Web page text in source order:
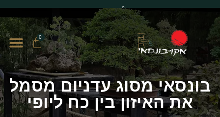
0
0
בונסאי מסוג עדניום מסמל
את האיזון בין כח ליופי